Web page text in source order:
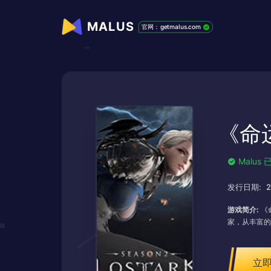
MALUS 官网：getmalus.com
《
Malus
发行日期:
游戏简介:
家，从丰富
立